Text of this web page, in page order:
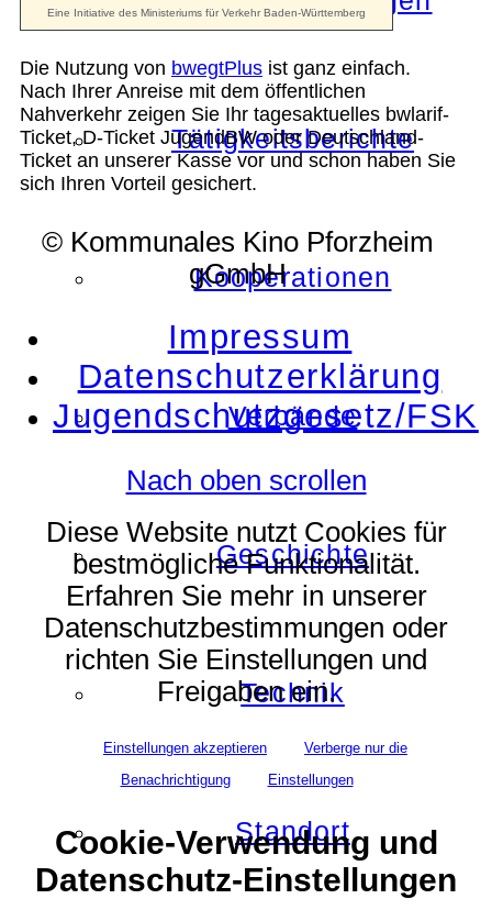
Tätigkeitsberichte
Kooperationen
Verbände
Geschichte
Technik
Standort
Die Nutzung von bwegtPlus ist ganz einfach.
Nach Ihrer Anreise mit dem öffentlichen
Nahverkehr zeigen Sie Ihr tagesaktuelles bwlarif-
Ticket, D-Ticket JugendBW oder Deutschland-
Ticket an unserer Kasse vor und schon haben Sie
sich Ihren Vorteil gesichert.
© Kommunales Kino Pforzheim
gGmbH
Impressum
Datenschutzerklärung
Jugendschutzgesetz/FSK
Nach oben scrollen
Diese Website nutzt Cookies für
bestmögliche Funktionalität.
Erfahren Sie mehr in unserer
Datenschutzbestimmungen oder
richten Sie Einstellungen und
Freigaben ein.
Einstellungen akzeptieren
Verberge nur die
Benachrichtigung
Einstellungen
Cookie-Verwendung und
Datenschutz-Einstellungen